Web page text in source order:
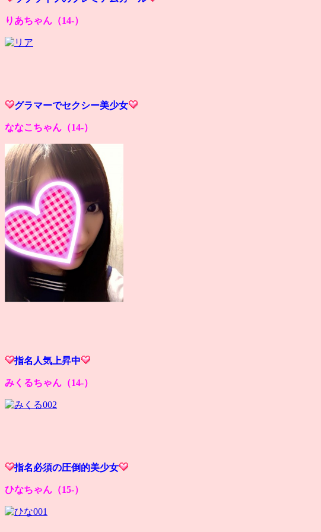
りあちゃん（14-）
グラマーでセクシー美少女
ななこちゃん（14-）
指名人気上昇中
みくるちゃん（14-）
指名必須の圧倒的美少女
ひなちゃん（15-）